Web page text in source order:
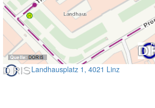
Landhausplatz 1, 4021 Linz